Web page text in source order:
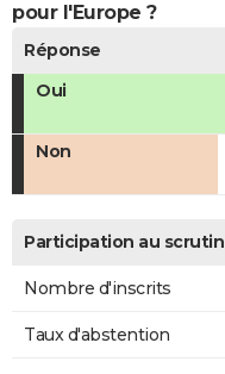
pour l'Europe ?
Réponse
Oui
Non
Participation au scrutin
Nombre d'inscrits
Taux d'abstention